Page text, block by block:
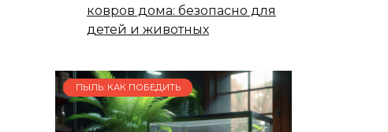
ковров дома: безопасно для
детей и животных
ПЫЛЬ: КАК ПОБЕДИТЬ